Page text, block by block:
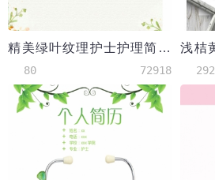
精美绿叶纹理护士护理简历模板
80 72918 292